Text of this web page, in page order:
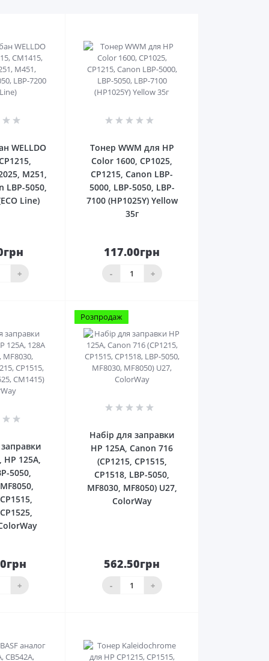
WELLDO
M251,
LBP-5050,
Line)
+
Тонер WWM для HP
Color 1600, CP1025,
CP1215, Canon LBP-
5000, LBP-5050, LBP-
7100 (HP1025Y) Yellow
35г
117.00грн
- +
До
кошика
HP 125A,
5050,
+
До
Розпродаж
Набір для заправки
HP 125A, Canon 716
(CP1215, CP1515,
CP1518, LBP-5050,
MF8030, MF8050) U27,
ColorWay
562.50грн
- +
До
кошика